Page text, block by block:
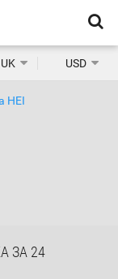
UK USD
HEI
ЗА 24